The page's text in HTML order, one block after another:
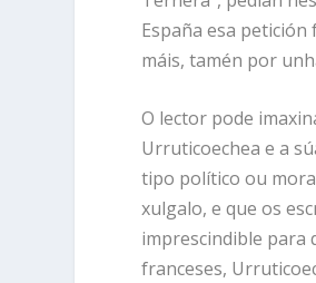
España esa
máis, tamén por
O lector pode
Urruticoechea e a
tipo político ou
xulgalo, e que os
imprescindible para
franceses,